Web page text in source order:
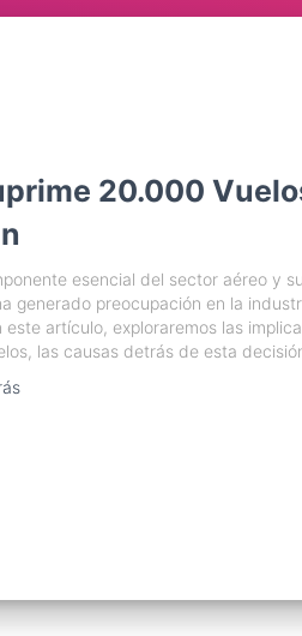
20.000
esencial del sector aéreo y
generado preocupación en la
este artículo, exploraremos las
las causas detrás de esta